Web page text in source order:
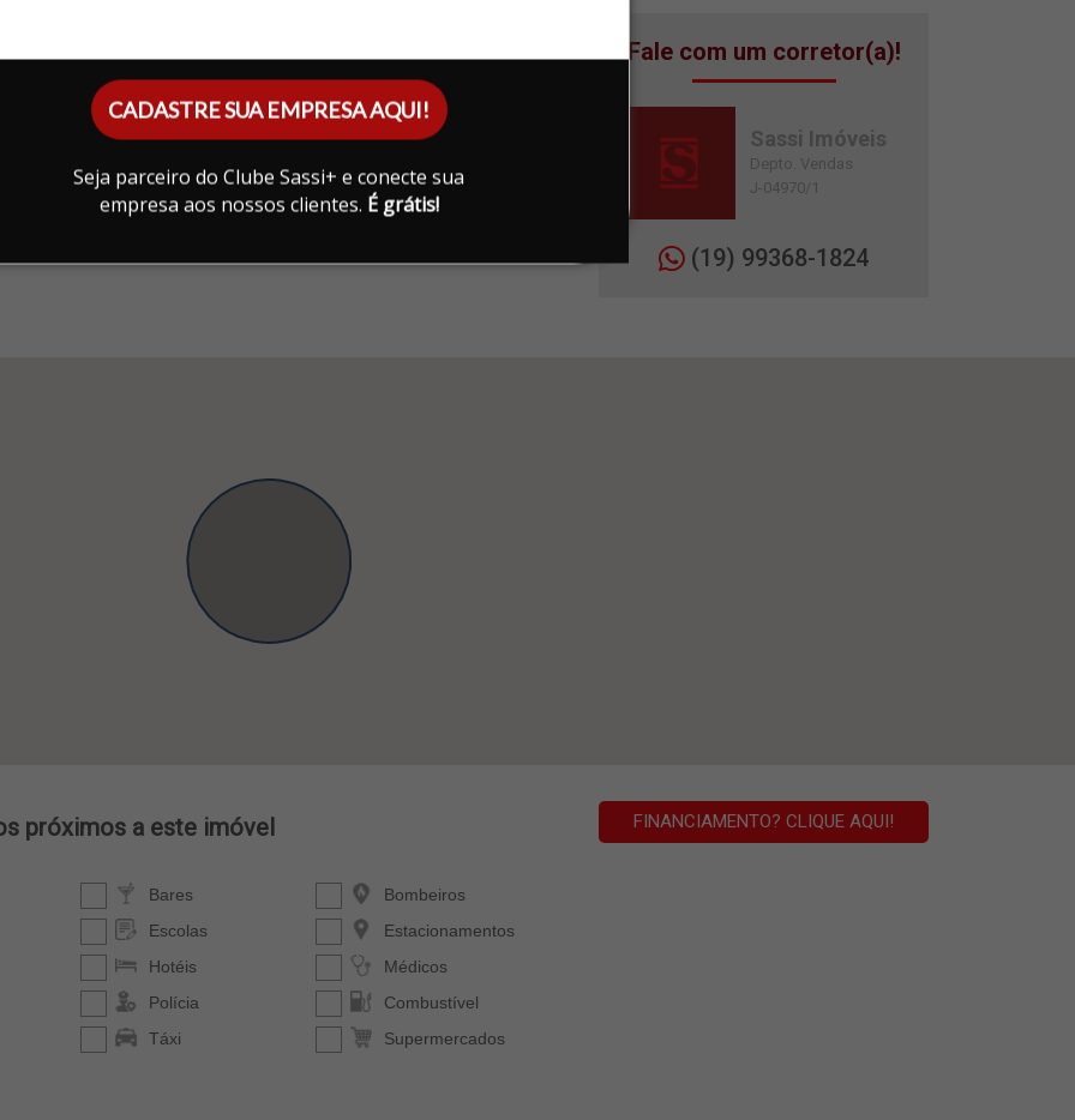
CADASTRE SUA EMPRESA AQUI!
Seja parceiro do Clube Sassi+ e conecte sua
empresa aos nossos clientes. É grátis!
Fale com um corretor(a)!
Sassi Imóveis
Depto. Vendas
J-04970/1
(19) 99368-1824